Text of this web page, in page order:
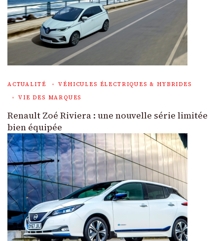
ACTUALITÉ
VÉHICULES ÉLECTRIQUES & HYBRIDES
VIE DES MARQUES
Renault Zoé Riviera : une nouvelle série limitée
bien équipée